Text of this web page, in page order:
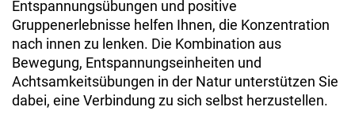
Entspannungsübungen und positive
Gruppenerlebnisse helfen Ihnen, die Konzentration
nach innen zu lenken. Die Kombination aus
Bewegung, Entspannungseinheiten und
Achtsamkeitsübungen in der Natur unterstützen Sie
dabei, eine Verbindung zu sich selbst herzustellen.